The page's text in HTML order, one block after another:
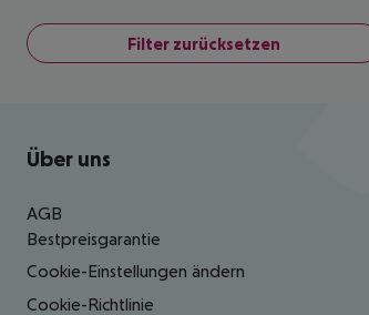
Filter zurücksetzen
Footer navigation
Über uns
AGB
Bestpreisgarantie
Cookie-Einstellungen ändern
Cookie-Richtlinie